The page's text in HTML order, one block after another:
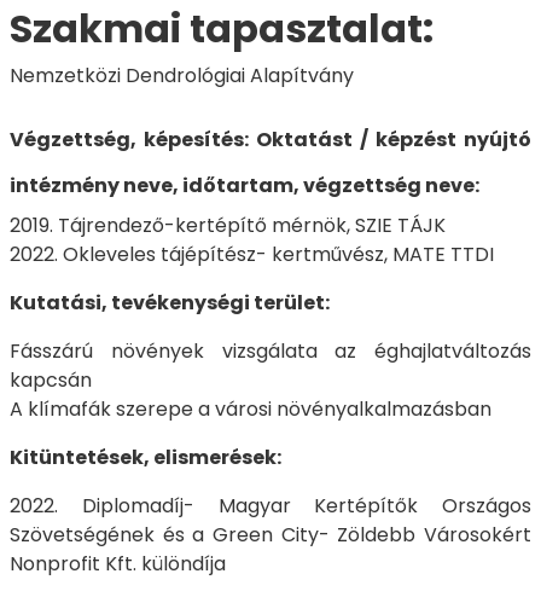
Szakmai tapasztalat:
Nemzetközi Dendrológiai Alapítvány
Végzettség, képesítés: Oktatást / képzést nyújtó
intézmény neve, időtartam, végzettség neve:
2019. Tájrendező-kertépítő mérnök, SZIE TÁJK
2022. Okleveles tájépítész- kertművész, MATE TTDI
Kutatási, tevékenységi terület:
Fásszárú növények vizsgálata az éghajlatváltozás
kapcsán
A klímafák szerepe a városi növényalkalmazásban
Kitüntetések, elismerések:
2022. Diplomadíj- Magyar Kertépítők Országos
Szövetségének és a Green City- Zöldebb Városokért
Nonprofit Kft. különdíja